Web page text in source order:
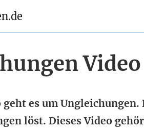
Video
es um
löst. Dieses Video